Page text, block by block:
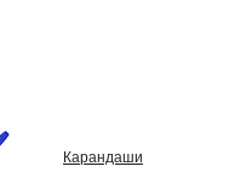
Карандаши